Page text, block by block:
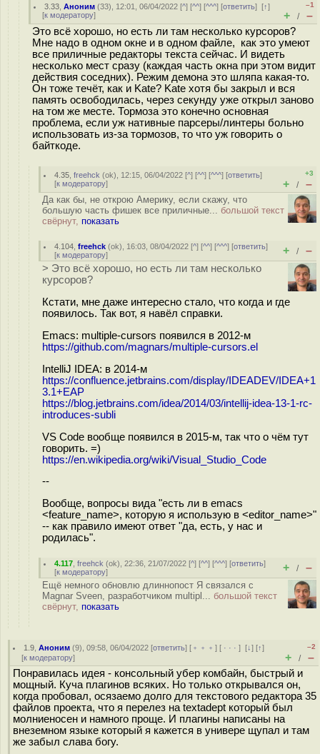
3.33 ,Аноним (33), 12:01, 06/04/2022 [^] [^^] [^^^] [ответить][↑]
[к модератору]
–1
+ / –
Это всё хорошо, но есть ли там несколько курсоров?
Мне надо в одном окне и в одном файле, как это умеют
все приличные редакторы текста сейчас. И видеть
несколько мест сразу (каждая часть окна при этом видит
действия соседних). Режим демона это шляпа какая-то.
Он тоже течёт, как и Kate? Kate хотя бы закрыл и вся
память освободилась, через секунду уже открыл заново
на том же месте. Тормоза это конечно основная
проблема, если уж нативные парсеры/линтеры больно
использовать из-за тормозов, то что уж говорить о
байткоде.
4.35 ,freehck (ok), 12:15, 06/04/2022 [^] [^^] [^^^] [ответить]
[к модератору]
+3
+ / –
Да как бы, не открою Америку, если скажу, что
большую часть фишек все приличные... большой текст
свёрнут, показать
4.104 ,freehck (ok), 16:03, 08/04/2022 [^] [^^] [^^^] [ответить]
[к модератору] + / –
> Это всё хорошо, но есть ли там несколько
курсоров?
Кстати, мне даже интересно стало, что когда и где
появилось. Так вот, я навёл справки.
Emacs: multiple-cursors появился в 2012-м
https://github.com/magnars/multiple-cursors.el
IntelliJ IDEA: в 2014-м
https://confluence.jetbrains.com/display/IDEADEV/IDEA+1
3.1+EAP
https://blog.jetbrains.com/idea/2014/03/intellij-idea-13-1-rc-
introduces-subli
VS Code вообще появился в 2015-м, так что о чём тут
говорить. =)
https://en.wikipedia.org/wiki/Visual_Studio_Code
--
Вообще, вопросы вида "есть ли в emacs
<feature_name>, которую я использую в <editor_name>"
-- как правило имеют ответ "да, есть, у нас и
родилась".
4.117 ,freehck (ok), 22:36, 21/07/2022 [^] [^^] [^^^] [ответить]
[к модератору] + / –
Ещё немного обновлю длиннопост Я связался с
Magnar Sveen, разработчиком multipl... большой текст
свёрнут, показать
1.9 ,Аноним (9), 09:58, 06/04/2022 [ответить] [ ﹢﹢﹢] [ · · ·][↓] [↑]
[к модератору]
–2
+ / –
Понравилась идея - консольный убер комбайн, быстрый и
мощный. Куча плагинов всяких. Но только открывался он,
когда пробовал, осязаемо долго для текстового редактора 35
файлов проекта, что я перелез на textadept который был
молниеносен и намного проще. И плагины написаны на
внеземном языке который я кажется в универе щупал и там
же забыл слава богу.